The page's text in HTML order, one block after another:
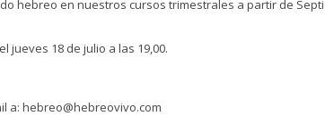
hebreo en nuestros cursos trimestrales a partir de
jueves 18 de julio a las 19,00.
a: hebreo@hebreovivo.com